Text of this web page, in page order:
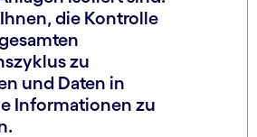
die Kontrolle
zu
und Daten in
Informationen zu